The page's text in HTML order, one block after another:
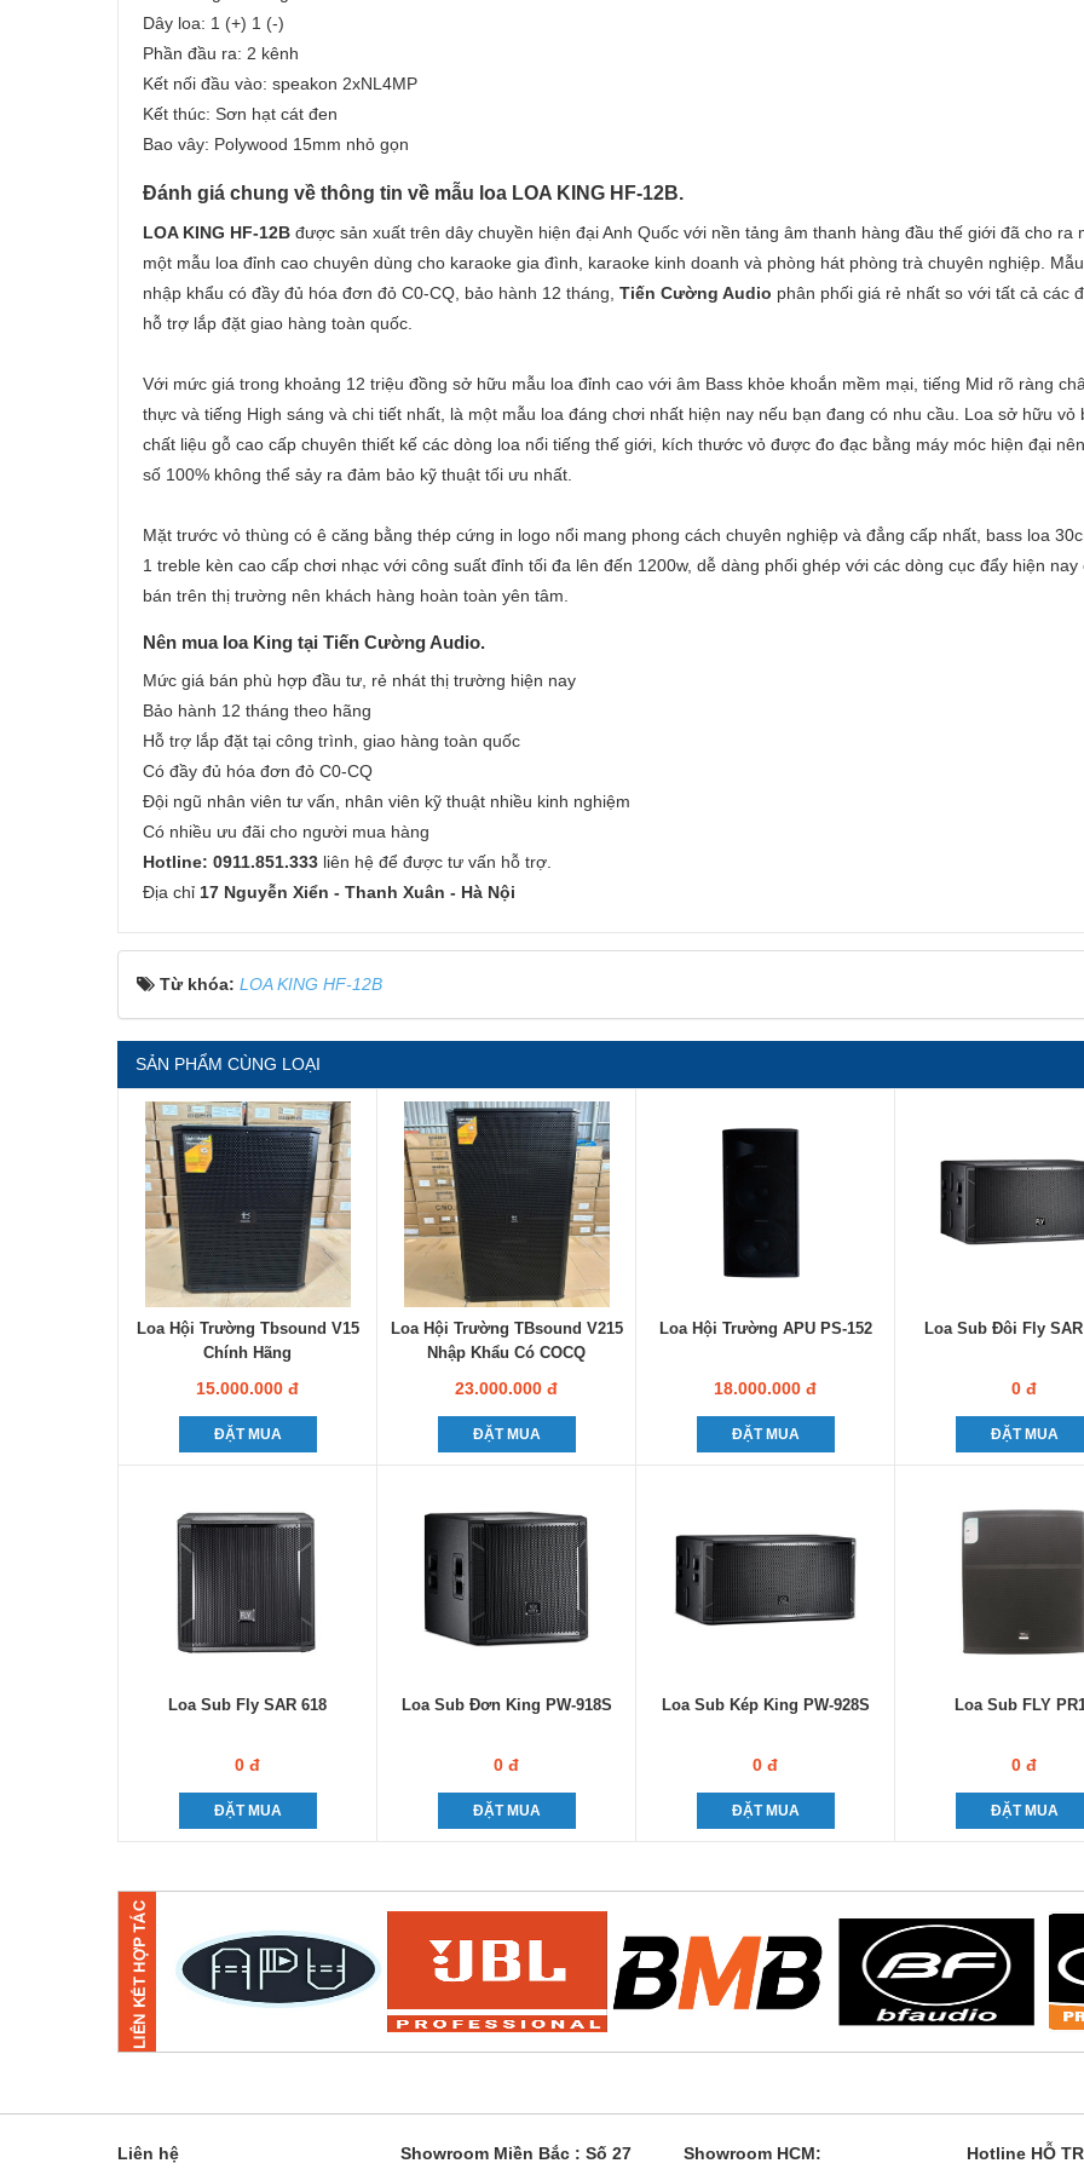
Dây loa: 1 (+) 1 (-)
Phần đầu ra: 2 kênh
Kết nối đầu vào: speakon 2xNL4MP
Kết thúc: Sơn hạt cát đen
Bao vây: Polywood 15mm nhỏ gọn
Đánh giá chung về thông tin về mẫu loa LOA KING HF-12B.
LOA KING HF-12B được sản xuất trên dây chuyền hiện đại Anh Quốc với nền tảng âm thanh hàng đầu thế giới đã cho ra
một mẫu loa đỉnh cao chuyên dùng cho karaoke gia đình, karaoke kinh doanh và phòng hát phòng trà chuyên nghiệp.
nhập khẩu có đầy đủ hóa đơn đỏ C0-CQ, bảo hành 12 tháng, Tiến Cường Audio phân phối giá rẻ nhất so với tất cả các
hỗ trợ lắp đặt giao hàng toàn quốc.
Với mức giá trong khoảng 12 triệu đồng sở hữu mẫu loa đỉnh cao với âm Bass khỏe khoắn mềm mại, tiếng Mid rõ ràng
thực và tiếng High sáng và chi tiết nhất, là một mẫu loa đáng chơi nhất hiện nay nếu bạn đang có nhu cầu. Loa sở hữu vỏ
chất liệu gỗ cao cấp chuyên thiết kế các dòng loa nổi tiếng thế giới, kích thước vỏ được đo đạc bằng máy móc hiện đại
số 100% không thể sảy ra đảm bảo kỹ thuật tối ưu nhất.
Mặt trước vỏ thùng có ê căng bằng thép cứng in logo nổi mang phong cách chuyên nghiệp và đẳng cấp nhất, bass loa
1 treble kèn cao cấp chơi nhạc với công suất đỉnh tối đa lên đến 1200w, dễ dàng phối ghép với các dòng cục đẩy hiện nay
bán trên thị trường nên khách hàng hoàn toàn yên tâm.
Nên mua loa King tại Tiến Cường Audio.
Mức giá bán phù hợp đầu tư, rẻ nhát thị trường hiện nay
Bảo hành 12 tháng theo hãng
Hỗ trợ lắp đặt tại công trình, giao hàng toàn quốc
Có đầy đủ hóa đơn đỏ C0-CQ
Đội ngũ nhân viên tư vấn, nhân viên kỹ thuật nhiều kinh nghiệm
Có nhiều ưu đãi cho người mua hàng
Hotline: 0911.851.333 liên hệ để được tư vấn hỗ trợ.
Địa chỉ 17 Nguyễn Xiển - Thanh Xuân - Hà Nội
Từ khóa: LOA KING HF-12B
SẢN PHẨM CÙNG LOẠI
Loa Hội Trường Tbsound V15
Chính Hãng
15.000.000 đ
ĐẶT MUA
Loa Hội Trường TBsound V215
Nhập Khẩu Có COCQ
23.000.000 đ
ĐẶT MUA
Loa Hội Trường APU PS-152
18.000.000 đ
ĐẶT MUA
Loa Sub Đôi Fly
0 đ
ĐẶT MUA
Loa Sub Fly SAR 618
0 đ
ĐẶT MUA
Loa Sub Đơn King PW-918S
0 đ
ĐẶT MUA
Loa Sub Kép King PW-928S
0 đ
ĐẶT MUA
Loa Sub FLY
0 đ
ĐẶT MUA
Liên hệ Showroom Miền Bắc : Số 27 Showroom HCM: Hotline HỖ